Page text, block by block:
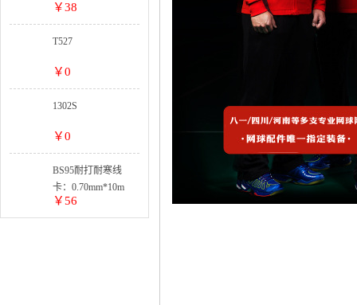
￥38
T527
￥0
1302S
￥0
BS95耐打耐寒线
卡：0.70mm*10m
￥56